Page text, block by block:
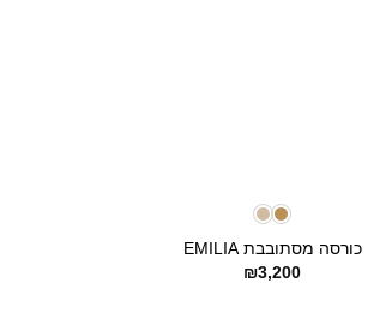
כורסה מסתובבת EMILIA
₪3,200